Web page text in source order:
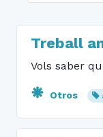
Treball
Vols saber
Otros